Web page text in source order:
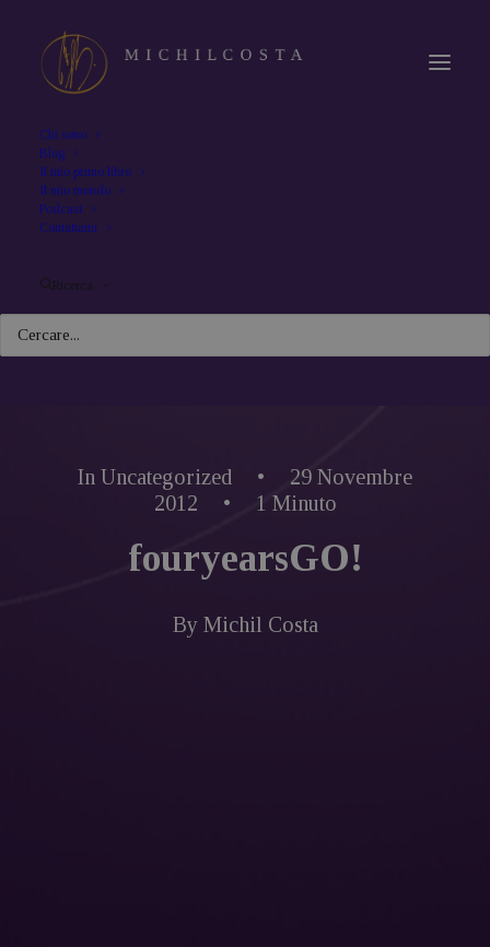
Chi sono
Blog
Il mio primo libro
Il mio mondo
Podcast
Contattami
Ricerca
In Uncategorized •
29 Novembre
2012
• 1 Minuto
fouryearsGO!
By Michil Costa